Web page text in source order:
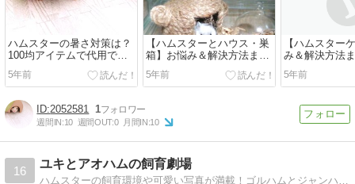
ハムスターの暑さ対策は？
100均アイテムで代用でき
る？
5年前
【ハムスターとハウス・巣
箱】お悩み＆解決方法まと
め
5年前
【ハムスター
み＆解決方法
5年前
2052581 1
週間IN:10 週間OUT:0 月間IN:10
16
ユキとアオハムの飼育劇場